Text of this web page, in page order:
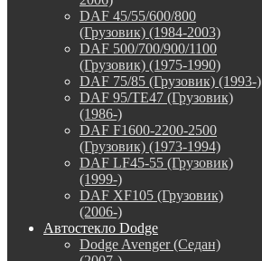
DAF 45/55/600/800
(Грузовик) (1984-2003)
DAF 500/700/900/1100
(Грузовик) (1975-1990)
DAF 75/85 (Грузовик) (1993-)
DAF 95/TE47 (Грузовик)
(1986-)
DAF F1600-2200-2500
(Грузовик) (1973-1994)
DAF LF45-55 (Грузовик)
(1999-)
DAF XF105 (Грузовик)
(2006-)
Автостекло Dodge
Dodge Avenger (Седан)